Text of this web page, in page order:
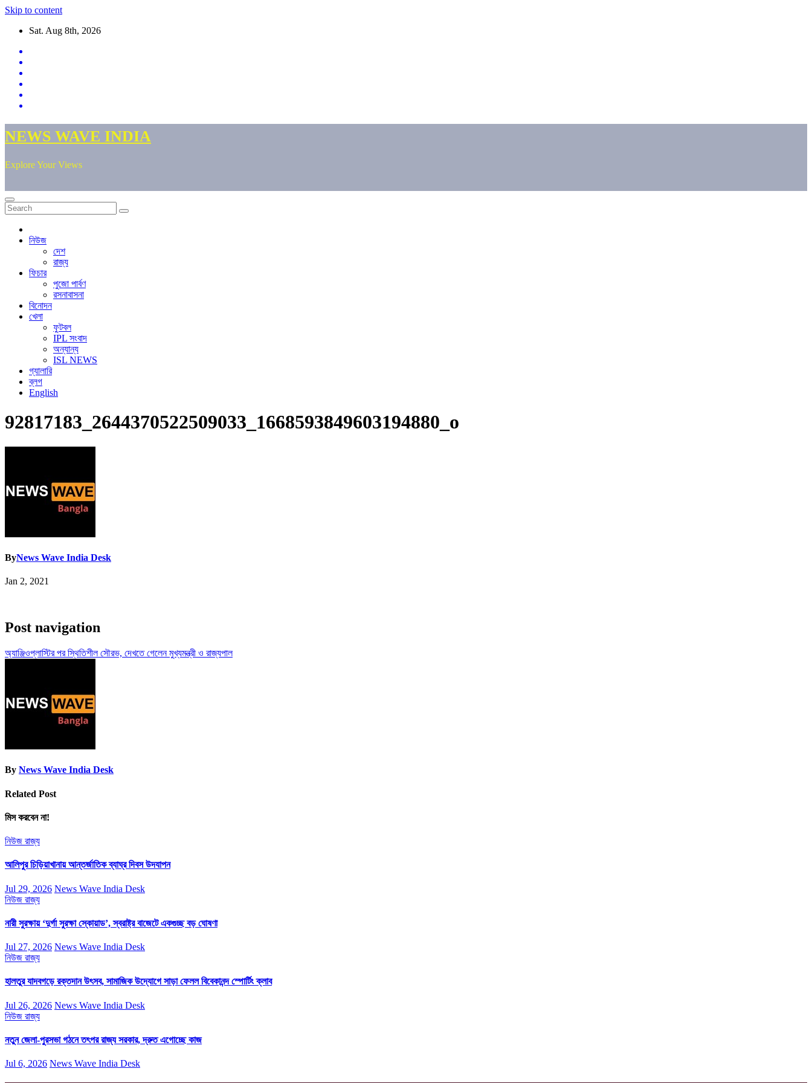
Skip to content
Sat. Aug 8th, 2026
NEWS WAVE INDIA
Explore Your Views
নিউজ
দেশ
রাজ্য
ফিচার
পুজো পার্বণ
রসনাবাসনা
বিনোদন
খেলা
ফুটবল
IPL সংবাদ
অন্যান্য
ISL NEWS
গ্যালারি
ব্লগ
English
92817183_2644370522509033_1668593849603194880_o
ByNews Wave India Desk
Jan 2, 2021
Post navigation
অ্যাঞ্জিওপ্লাস্টির পর স্থিতিশীল সৌরভ, দেখতে গেলেন মুখ্যমন্ত্রী ও রাজ্যপাল
By News Wave India Desk
Related Post
মিস করবেন না!
নিউজ রাজ্য
আলিপুর চিড়িয়াখানায় আন্তর্জাতিক ব্যাঘ্র দিবস উদযাপন
Jul 29, 2026 News Wave India Desk
নিউজ রাজ্য
নারী সুরক্ষায় ‘দুর্গা সুরক্ষা স্কোয়াড’, স্বরাষ্ট্র বাজেটে একগুচ্ছ বড় ঘোষণা
Jul 27, 2026 News Wave India Desk
নিউজ রাজ্য
হালতুর যাদবগড়ে রক্তদান উৎসব, সামাজিক উদ্যোগে সাড়া ফেলল বিবেকানন্দ স্পোর্টিং ক্লাব
Jul 26, 2026 News Wave India Desk
নিউজ রাজ্য
নতুন জেলা-পুরসভা গঠনে তৎপর রাজ্য সরকার, দ্রুত এগোচ্ছে কাজ
Jul 6, 2026 News Wave India Desk